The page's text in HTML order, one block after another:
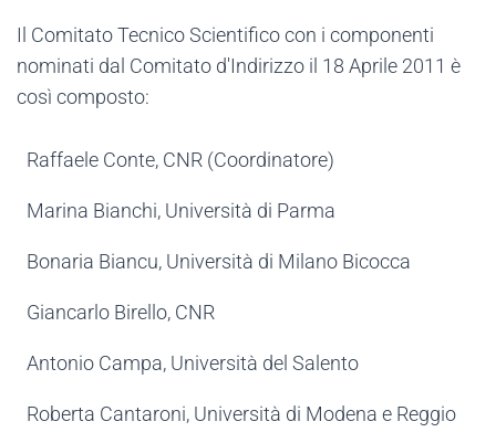
Il Comitato Tecnico Scientifico con i componenti
nominati dal Comitato d'Indirizzo il 18 Aprile 2011 è
così composto:
Raffaele Conte, CNR (Coordinatore)
Marina Bianchi, Università di Parma
Bonaria Biancu, Università di Milano Bicocca
Giancarlo Birello, CNR
Antonio Campa, Università del Salento
Roberta Cantaroni, Università di Modena e Reggio